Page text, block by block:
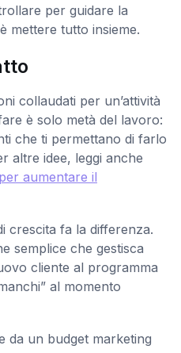
per guidare la
mettere tutto insieme.
collaudati per un’attività
è solo metà del lavoro:
che ti permettano di farlo
altre idee, leggi anche
aumentare il
crescita fa la differenza.
semplice che gestisca
cliente al programma
al momento
da un budget marketing